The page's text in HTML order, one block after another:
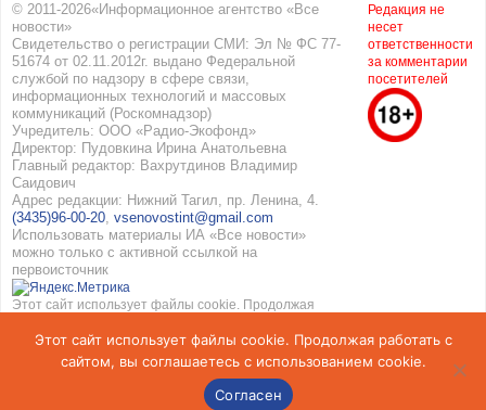
© 2011-2026«Информационное агентство «Все
новости»
Свидетельство о регистрации СМИ: Эл № ФС 77-
51674 от 02.11.2012г. выдано Федеральной
службой по надзору в сфере связи,
информационных технологий и массовых
коммуникаций (Роскомнадзор)
Учредитель: ООО «Радио-Экофонд»
Директор: Пудовкина Ирина Анатольевна
Главный редактор: Вахрутдинов Владимир
Саидович
Адрес редакции: Нижний Тагил, пр. Ленина, 4.
(3435)96-00-20, vsenovostint@gmail.com
Использовать материалы ИА «Все новости»
можно только с активной ссылкой на
первоисточник
Этот сайт использует файлы cookie. Продолжая
использованием cookie. Подробнее вПолитике
конфиденциальностииСоглашение об обработке
персональных данных
Редакция не
несет
ответственности
за комментарии
посетителей
Этот сайт использует файлы cookie. Продолжая работать с
сайтом, вы соглашаетесь с использованием cookie.
Согласен